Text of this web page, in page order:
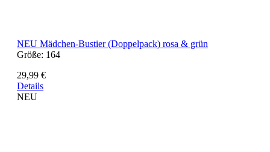
NEU Mädchen-Bustier (Doppelpack) rosa & grün
Größe: 164
29,99 €
Details
NEU